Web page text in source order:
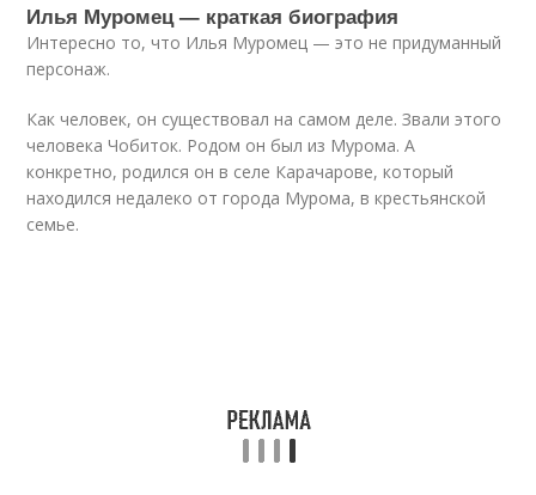
Илья Муромец — краткая биография
Интересно то, что Илья Муромец — это не придуманный
персонаж.
Как человек, он существовал на самом деле. Звали этого
человека Чобиток. Родом он был из Мурома. А
конкретно, родился он в селе Карачарове, который
находился недалеко от города Мурома, в крестьянской
семье.